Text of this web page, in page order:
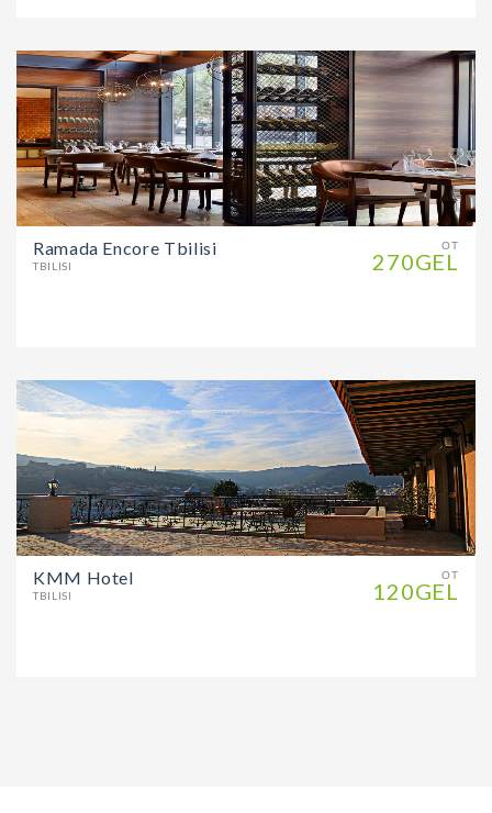
ОТ
270GEL
Ramada Encore Tbilisi
TBILISI
ОТ
120GEL
KMM Hotel
TBILISI